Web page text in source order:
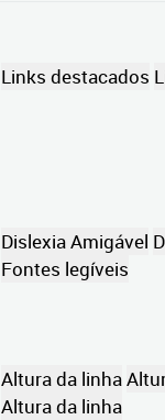
Links destacados
Dislexia Amigável
Fontes legíveis
Altura da linha
Altura da linha